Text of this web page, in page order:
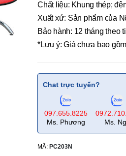
Chất liệu: Khung thép;
Xuất xứ: Sản phẩm của
Bảo hành: 12 tháng theo
*Lưu ý: Giá chưa bao
Chat trực tuyến?
097.655.8225
Ms. Phương
Ms.
MÃ: PC203N